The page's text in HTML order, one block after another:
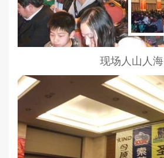
现场人山人海